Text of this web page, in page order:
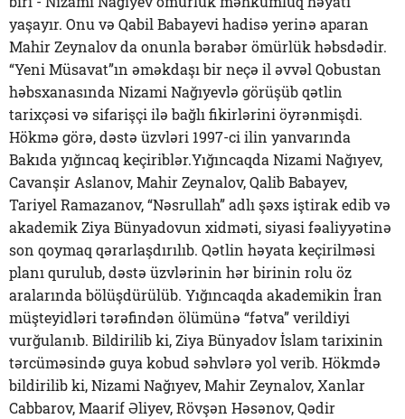
yaşayır. Onu və Qabil Babayevi hadisə yerinə aparan
Mahir Zeynalov da onunla bərabər ömürlük həbsdədir.
“Yeni Müsavat”ın əməkdaşı bir neçə il əvvəl Qobustan
həbsxanasında Nizami Nağıyevlə görüşüb qətlin
tarixçəsi və sifarişçi ilə bağlı fikirlərini öyrənmişdi.
Hökmə görə, dəstə üzvləri 1997-ci ilin yanvarında
Bakıda yığıncaq keçiriblər.Yığıncaqda Nizami Nağıyev,
Cavanşir Aslanov, Mahir Zeynalov, Qalib Babayev,
Tariyel Ramazanov, “Nəsrullah” adlı şəxs iştirak edib və
akademik Ziya Bünyadovun xidməti, siyasi fəaliyyətinə
son qoymaq qərarlaşdırılıb. Qətlin həyata keçirilməsi
planı qurulub, dəstə üzvlərinin hər birinin rolu öz
aralarında bölüşdürülüb. Yığıncaqda akademikin İran
müşteyidləri tərəfindən ölümünə “fətva” verildiyi
vurğulanıb. Bildirilib ki, Ziya Bünyadov İslam tarixinin
tərcüməsində guya kobud səhvlərə yol verib. Hökmdə
bildirilib ki, Nizami Nağıyev, Mahir Zeynalov, Xanlar
Cabbarov, Maarif Əliyev, Rövşən Həsənov, Qədir